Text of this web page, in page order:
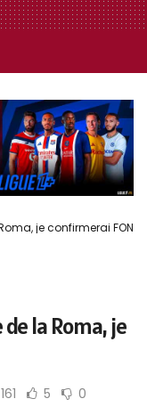
je confirmerai
la Roma, je
161 5 0